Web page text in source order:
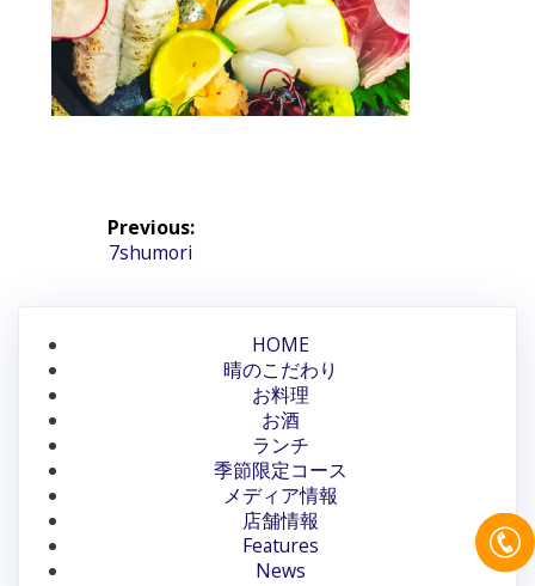
ビ
ゲ
ー
シ
ョ
ン
Previous:
Previous
7shumori
HOME
晴のこだわり
お料理
お酒
ランチ
季節限定コース
メディア情報
店舗情報
Features
News